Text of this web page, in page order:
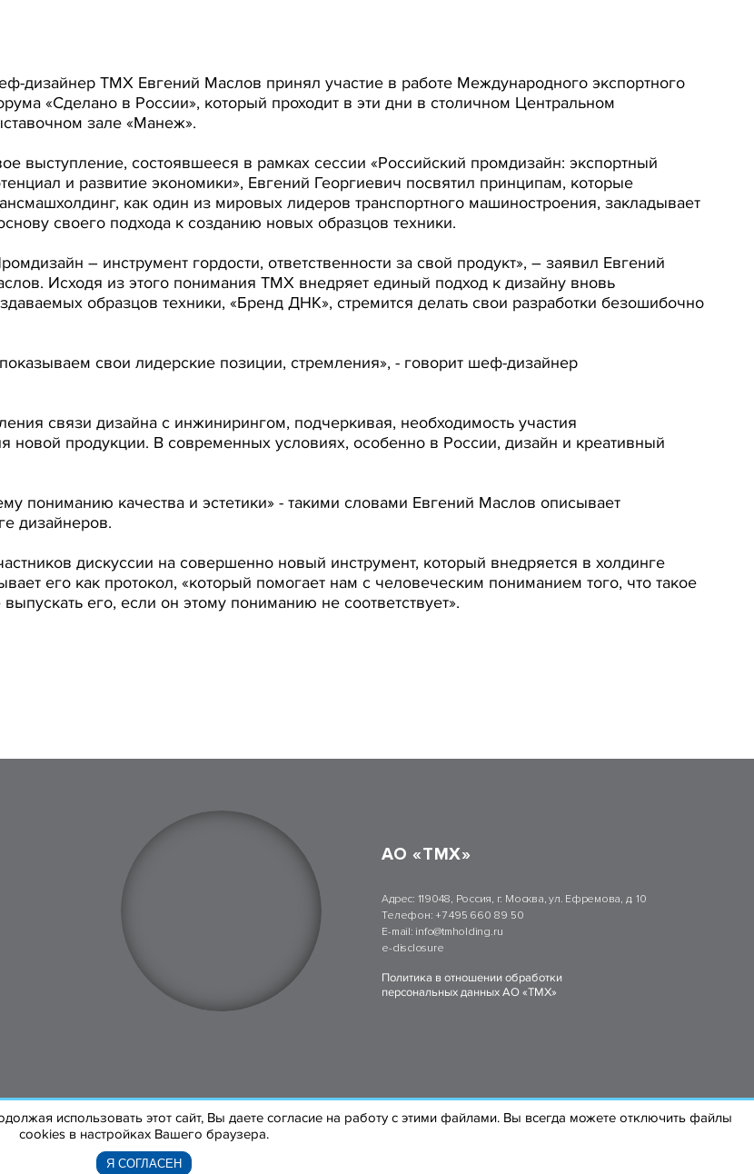
дизайнер ТМХ Евгений Маслов принял участие в работе Международного экспортного
«Сделано в России», который проходит в эти дни в столичном Центральном
зале «Манеж».
выступление, состоявшееся в рамках сессии «Российский промдизайн: экспортный
и развитие экономики», Евгений Георгиевич посвятил принципам, которые
как один из мировых лидеров транспортного машиностроения, закладывает
своего подхода к созданию новых образцов техники.
– инструмент гордости, ответственности за свой продукт», – заявил Евгений
Исходя из этого понимания ТМХ внедряет единый подход к дизайну вновь
образцов техники, «Бренд ДНК», стремится делать свои разработки безошибочно
свои лидерские позиции, стремления», - говорит шеф-дизайнер
связи дизайна с инжинирингом, подчеркивая, необходимость участия
новой продукции. В современных условиях, особенно в России, дизайн и креативный
пониманию качества и эстетики» - такими словами Евгений Маслов описывает
дизайнеров.
дискуссии на совершенно новый инструмент, который внедряется в холдинге
его как протокол, «который помогает нам с человеческим пониманием того, что такое
его, если он этому пониманию не соответствует».
АО «ТМХ»
Адрес: 119048, Россия, г. Москва, ул. Ефремова, д. 10
Телефон: +7 495 660 89 50
E-mail: info@tmholding.ru
e-disclosure
Политика в отношении обработки
персональных данных АО «ТМХ»
использовать этот сайт, Вы даете согласие на работу с этими файлами. Вы всегда можете отключить файлы
cookies в настройках Вашего браузера.
Я СОГЛАСЕН